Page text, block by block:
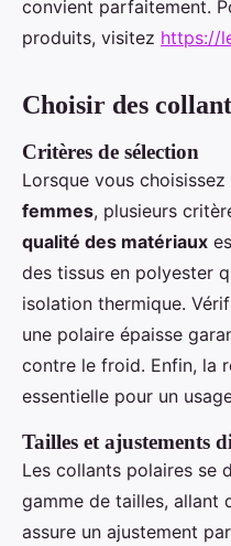
convient parfaitement.
produits, visitez https://
Choisir des
Critères de sélection
Lorsque vous choisissez
femmes, plusieurs
qualité des matériaux
des tissus en polyester
isolation thermique.
une polaire épaisse
contre le froid. Enfin, la
essentielle pour un
Tailles et ajustements
Les collants polaires se
gamme de tailles, allant
assure un ajustement